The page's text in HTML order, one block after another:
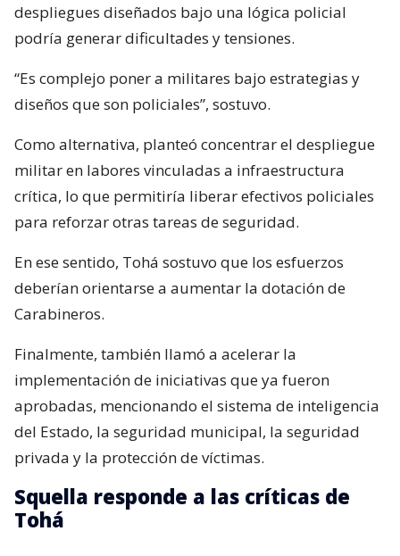
despliegues diseñados bajo una lógica policial
podría generar dificultades y tensiones.
“Es complejo poner a militares bajo estrategias y
diseños que son policiales”, sostuvo.
Como alternativa, planteó concentrar el despliegue
militar en labores vinculadas a infraestructura
crítica, lo que permitiría liberar efectivos policiales
para reforzar otras tareas de seguridad.
En ese sentido, Tohá sostuvo que los esfuerzos
deberían orientarse a aumentar la dotación de
Carabineros.
Finalmente, también llamó a acelerar la
implementación de iniciativas que ya fueron
aprobadas, mencionando el sistema de inteligencia
del Estado, la seguridad municipal, la seguridad
privada y la protección de víctimas.
Squella responde a las críticas de
Tohá